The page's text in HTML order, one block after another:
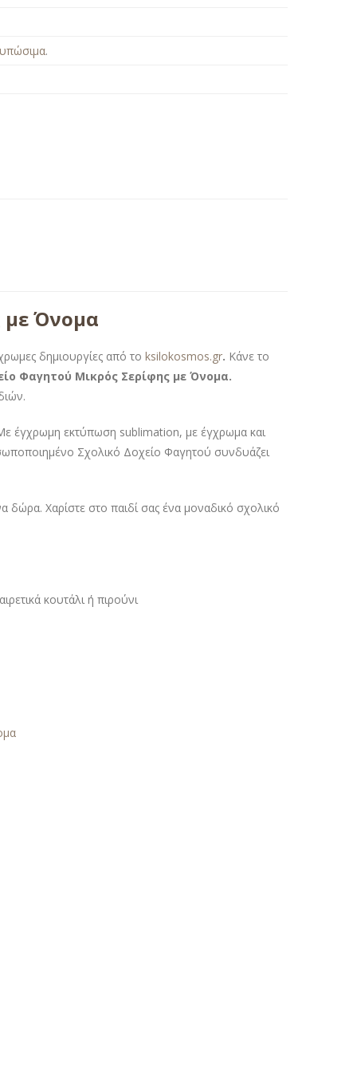
.
με Όνομα
δημιουργίες από το ksilokosmos.gr. Κάνε το
Φαγητού Μικρός Σερίφης με Όνομα.
έγχρωμη εκτύπωση sublimation, με έγχρωμα και
Σχολικό Δοχείο Φαγητού συνδυάζει
Χαρίστε στο παιδί σας ένα μοναδικό σχολικό
κουτάλι ή πιρούνι